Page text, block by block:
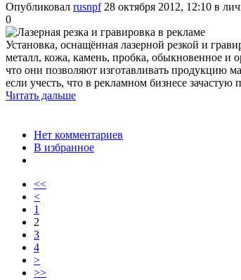
Опубликовал rusnpf 28 октября 2012, 12:10 в
0
Установка, оснащённая лазерной резкой и
металл, кожа, камень, пробка, обыкновенное и
что они позволяют изготавливать продукцию
если учесть, что в рекламном бизнесе
Читать дальше
Нет комментариев
В избранное
<<
<
1
2
3
4
>
>>